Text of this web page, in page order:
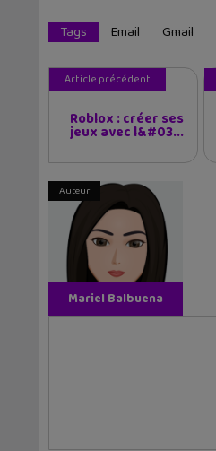
Tags Email Gmail
Article précédent
Roblox : créer ses
jeux avec l&#03...
Auteur
Mariel Balbuena